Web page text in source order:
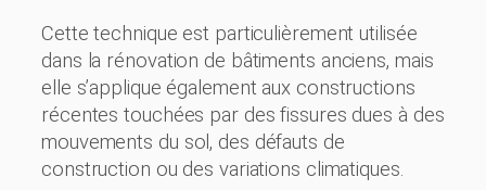
Cette technique est particulièrement utilisée
dans la rénovation de bâtiments anciens, mais
elle s’applique également aux constructions
récentes touchées par des fissures dues à des
mouvements du sol, des défauts de
construction ou des variations climatiques.